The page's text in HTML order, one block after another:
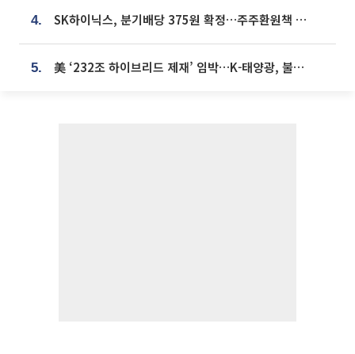
4. SK하이닉스, 분기배당 375원 확정…주주환원책 9월로 앞당겨 발표
5. 美 ‘232조 하이브리드 제재’ 임박…K-태양광, 불확실성 털고 날개 다나